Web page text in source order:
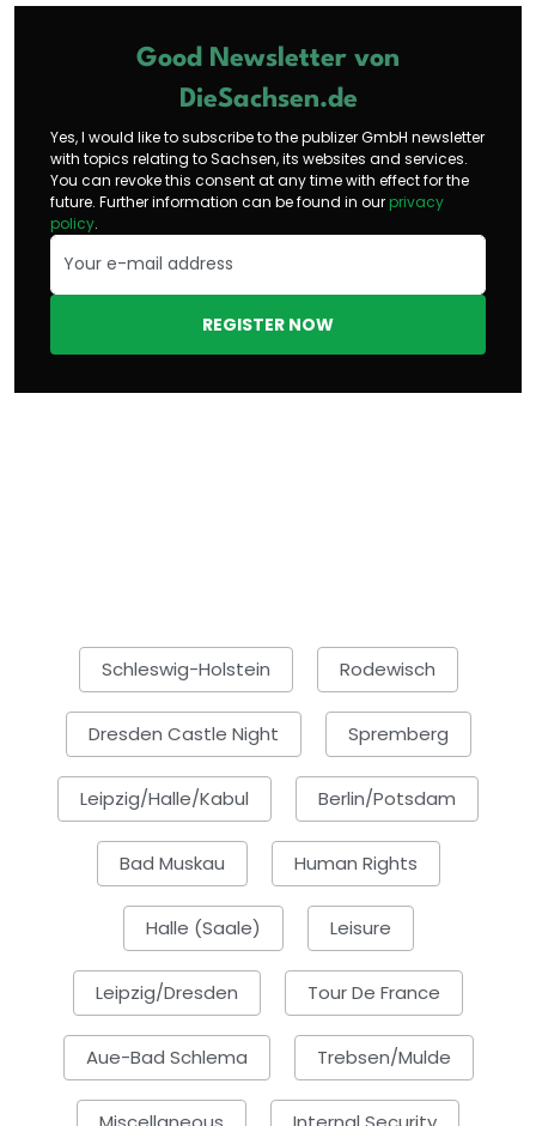
Good Newsletter von
DieSachsen.de
Yes, I would like to subscribe to the publizer GmbH newsletter
with topics relating to Sachsen, its websites and services.
You can revoke this consent at any time with effect for the
future. Further information can be found in our privacy
policy.
REGISTER NOW
Schleswig-Holstein Rodewisch
Dresden Castle Night Spremberg
Leipzig/Halle/Kabul Berlin/Potsdam
Bad Muskau Human Rights
Halle (Saale) Leisure
Leipzig/Dresden Tour De France
Aue-Bad Schlema Trebsen/Mulde